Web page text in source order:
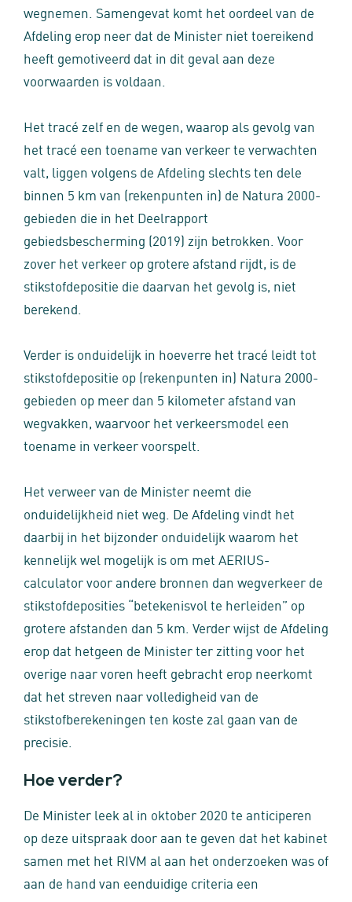
wegnemen. Samengevat komt het oordeel van de
Afdeling erop neer dat de Minister niet toereikend
heeft gemotiveerd dat in dit geval aan deze
voorwaarden is voldaan.
Het tracé zelf en de wegen, waarop als gevolg van
het tracé een toename van verkeer te verwachten
valt, liggen volgens de Afdeling slechts ten dele
binnen 5 km van (rekenpunten in) de Natura 2000-
gebieden die in het Deelrapport
gebiedsbescherming (2019) zijn betrokken. Voor
zover het verkeer op grotere afstand rijdt, is de
stikstofdepositie die daarvan het gevolg is, niet
berekend.
Verder is onduidelijk in hoeverre het tracé leidt tot
stikstofdepositie op (rekenpunten in) Natura 2000-
gebieden op meer dan 5 kilometer afstand van
wegvakken, waarvoor het verkeersmodel een
toename in verkeer voorspelt.
Het verweer van de Minister neemt die
onduidelijkheid niet weg. De Afdeling vindt het
daarbij in het bijzonder onduidelijk waarom het
kennelijk wel mogelijk is om met AERIUS-
calculator voor andere bronnen dan wegverkeer de
stikstofdeposities “betekenisvol te herleiden” op
grotere afstanden dan 5 km. Verder wijst de Afdeling
erop dat hetgeen de Minister ter zitting voor het
overige naar voren heeft gebracht erop neerkomt
dat het streven naar volledigheid van de
stikstofberekeningen ten koste zal gaan van de
precisie.
Hoe verder?
De Minister leek al in oktober 2020 te anticiperen
op deze uitspraak door aan te geven dat het kabinet
samen met het RIVM al aan het onderzoeken was of
aan de hand van eenduidige criteria een